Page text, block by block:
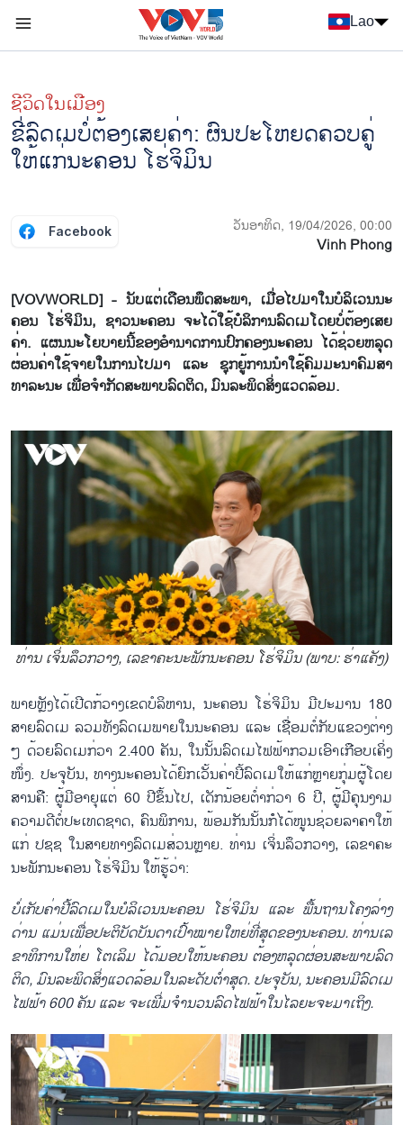
Lao
ຊີ​ວິດ​ໃນ​ເມືອງ
ຂີ່ລົດ​ເມບໍ່​ຕ້ອງ​ເສຍ​ຄ່າ: ຜົນ​ປະ​ໂຫຍດ​ຄວບ​ຄູ່​
ໃຫ້​ແກ່​ນະ​ຄອນ ໂຮ່​ຈິ​ມິນ
Facebook ວັນອາທິດ, 19/04/2026, 00:00
Vinh Phong
[VOVWORLD] - ນັບ​ແຕ່​ເດື​ອນ​ພຶດ​ສະ​ພາ, ​ເມື່ອ​ໄປ​ມາ​ໃນ​ບໍ​ລິ​ເວນ​ນະ​
ຄອ​ນ ໂຮ່​ຈິ​ມິນ, ຊາວ​ນະ​ຄອນ​ ຈະ​ໄດ້​ໃຊ້ບໍໍລິການ​ລົດ​ເມ​ໂດຍບໍ່​ຕ້ອງ​ເສຍ​
ຄ່າ. ແຜນ​ນະ​ໂຍ​ບາຍນີ້​ຂອງ​ອຳ​ນາດ​ການ​ປົກ​ຄອງ​ນະ​ຄອນ ໄດ້​ຊ່ວຍ​ຫລຸດ​
ຜ່ອນ​ຄ່າ​ໃຊ້​ຈາຍ​ໃນ​ການ​ໄປ​ມາ ແລະ ຊຸກ​ຍູ້​ການ​ນຳ​ໃຊ້​ຄົມ​ມະ​ນາ​ຄົມ​ສາ​
ທາ​ລະ​ນະ ເພື່ອ​ຈຳ​ກັດ​ສະ​ພາບ​ລົດ​ຕິດ, ມົນ​ລະ​ພິດ​ສິ່ງ​ແວດ​ລ້ອມ.
ທ່ານ ເຈິ່ນລຶວກວາງ, ເລຂາຄະນະພັກນະຄອນ ໂຮ່ຈິມິນ (ພາບ: ຮ່າ​ແຄັງ)
ພາຍຫຼັງ​ໄດ້​ເປີດ​ກ້​ວາງ​ເຂດ​ບໍ​ລິ​ຫານ, ນະ​ຄອ​ນ ໂຮ່​ຈິ​ມິນ ມີ​ປະ​ມານ 180
ສາຍ​ລົດ​ເມ ລວມ​ທັງ​ລົດ​ເມ​ພາຍ​ໃນ​ນະ​ຄອນ ແລະ ເຊື່ອມ​ຕໍ່​ກັບ​ແຂວງ​ຕ່າງ
ໆ ດ້ວຍ​ລົດ​ເມ​ກ່​ວາ 2.400 ຄັນ, ໃນ​ນັ້ນ​ລົດ​ເມ​ໄຟ​ຟ້າ​ກວມ​ເອົາ​ເກືອບ​ເຄິ່ງ​
ໜຶ່ງ. ປະ​ຈຸ​ບັນ, ທາງ​ນະ​ຄອນ​ໄດ້​ຍົກ​ເວັ້ນ​ຄ່າ​ປີ້​ລົດ​ເມໃຫ້​ແກ່ຫຼາຍ​ກຸ່ມ​ຜູ້​ໂດຍ​
ສານ​ຄື: ຜູ້​ມີ​ອາ​ຍຸ​ແຕ່ 60 ປີ​ຂຶ້ນ​ໄປ, ເດັກ​ນ້ອຍ​ຕ່ຳ​ກ່​ວາ 6 ປີ, ຜູ້​ມີ​ຄຸນ​ງາມ​
ຄວາມ​ດີ​ຕໍ່​ປະ​ເທດ​ຊາດ, ຄົນ​ພິ​ການ, ພ້ອມ​ກັນ​ນັ້ນກໍໍ​ໄດ້​ໜູນ​ຊ່ວຍ​ລາ​ຄາ​ໃຫ້​
ແກ່ ປ​ຊ​ຊ ໃນ​ສາຍ​ທາງ​ລົດ​ເມ​ສ່ວນຫຼາຍ. ທ່ານ ເຈິ່ນ​ລຶວກວາງ, ເລຂາ​ຄະ​
ນະ​ພັກ​ນະ​ຄອນ ໂຮ່​ຈິ​ມິນ ໃຫ້​ຮູ້​ວ່າ:
ບໍ່​ເກັບ​ຄ່າ​ປີ້​ລົດ​ເມ​ໃນ​ບໍ​ລິ​ເວນນະ​ຄອ​ນ ໂຮ່​ຈິ​ມິນ ແລະ ພື້ນ​ຖານ​ໂຄງ​ລ່າງ​
ດ່ານ ແມ່ນເພື່ອ​ປະ​ຕິ​ບັດ​ບັນ​ດາ​ເປົ້າ​ໝາຍ​ໃຫຍ່​ທີ່​ສຸດ​ຂອງ​ນະ​ຄອນ. ທ່ານ​ເລ​
ຂາ​ທິ​ການ​ໃຫ່​ຍ ໂຕ​ເລິມ ໄດ້​ມອບ​ໃຫ້​ນະ​ຄອນ ຕ້ອງ​ຫລຸດ​ຜ່ອນ​ສະ​ພາບ​ລົດ​
ຕິດ, ມົນ​ລະ​ພິດ​ສິ່ງ​ແວດ​ລ້ອມ​ໃນ​ລະ​ດັບ​ຕ່ຳ​ສຸດ. ປະ​ຈຸ​ບັນ, ນະ​ຄອນ​ມີ​ລົດ​ເມ​
ໄຟ​ຟ້າ 600 ຄັນ ແລະ ຈະ​ເພີ່ມ​ຈຳ​ນວນ​ລົດ​ໄຟ​ຟ້າ​ໃນ​ໄລ​ຍະ​ຈະ​ມາ​ເຖິງ.